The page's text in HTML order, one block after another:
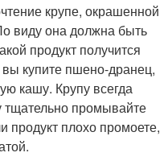
крупе, окрашенной
виду она должна быть
продукт получится
купите пшено-дранец,
кашу. Крупу всегда
тщательно промывайте
продукт плохо промоете,